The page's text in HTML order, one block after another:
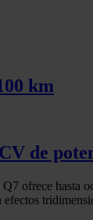
km
de
ofrece hasta